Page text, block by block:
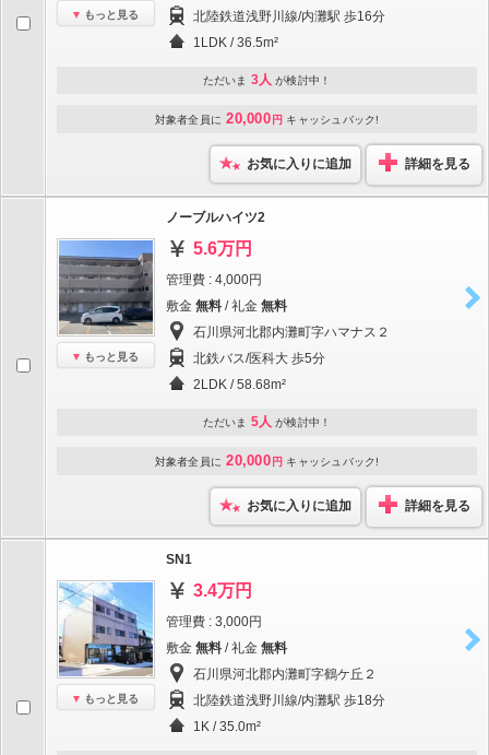
もっと見る
北陸鉄道浅野川線/内灘駅 歩16分
1LDK / 36.5m²
ただいま 3人 が検討中！
対象者全員に 20,000 円 キャッシュバック!
お気に入りに追加 詳細を見る
もっと見る
ノーブルハイツ2
5.6万円
管理費 : 4,000円
敷金 無料 / 礼金 無料
石川県河北郡内灘町字ハマナス２
北鉄バス/医科大 歩5分
2LDK / 58.68m²
ただいま 5人 が検討中！
対象者全員に 20,000 円 キャッシュバック!
お気に入りに追加 詳細を見る
もっと見る
SN1
3.4万円
管理費 : 3,000円
敷金 無料 / 礼金 無料
石川県河北郡内灘町字鶴ケ丘２
北陸鉄道浅野川線/内灘駅 歩18分
1K / 35.0m²